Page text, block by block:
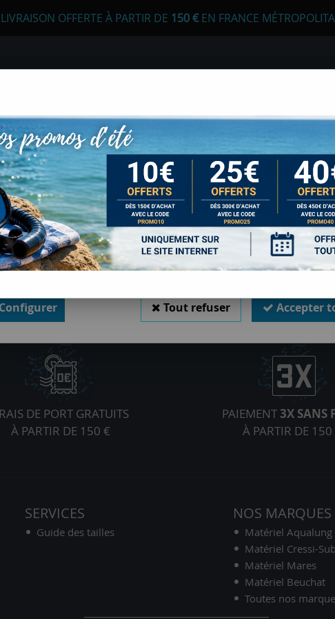
LIVRAISON OFFERTE À PARTIR DE 150 €EN FRANCE
APNÉE CHASSE SOUS-MARINE
CHASSE SOUS-MARINE
DE PORT GRATUITS
À PARTIR DE 150 €
PAIEMENT3X SANS
À PARTIR DE 150
SERVICES
Guide des tailles
NOS MARQUES
Matériel Aqualung
Matériel Cressi-Sub
Matériel Mares
Matériel Beuchat
Toutes nos
autorisez-vous à utiliser vos cookies ?
nous seront utiles pour :
Améliorer l'interface et les fonctionnalités du site
Mesurer les campagnes marketing et proposer des mises à jour sur
produits
Gérer l'authentification et surveiller les erreurs techniques
cookies sont nécessaires à des fins techniques, ils sont donc dispensés de consentement.
obligatoires, peuvent être utilisés pour la personnalisation des annonces et du contenu, la
et du contenu, la connaissance de l'audience et le développement de produits, les
précises et l'identification par le balayage de l'appareil, le stockage et/ou
sur un appareil. Si vous donnez votre consentement, celui-ci sera valable sur l’ensemble
de Sports Med. Vous disposez de la possibilité de retirer votre consentement à tout
sur le widget en bas à droite de la page. Pour en savoir plus, consulter notre politique de
Configurer Tout refuser Accepter